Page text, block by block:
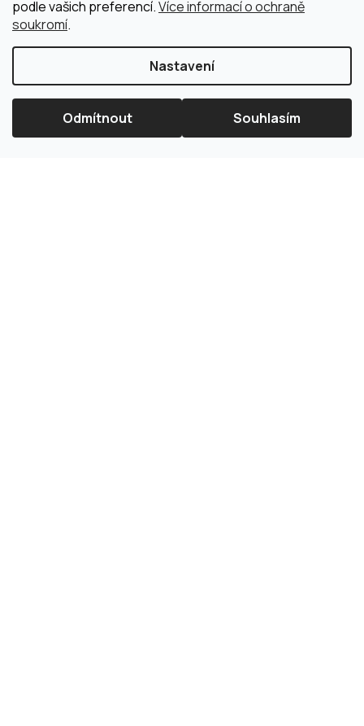
podle vašich preferencí.Více informací o ochraně
soukromí.
Nastavení
Odmítnout Souhlasím